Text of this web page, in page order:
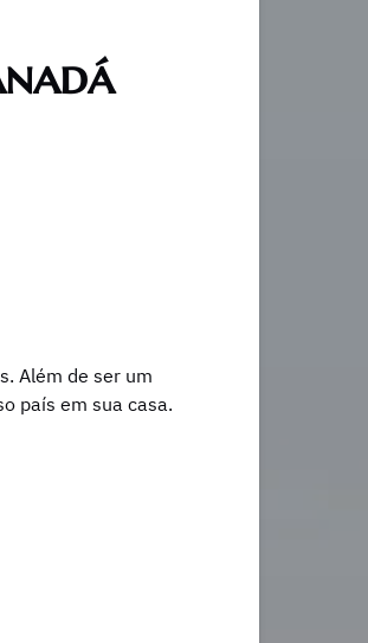
Além de ser um
país em sua casa.